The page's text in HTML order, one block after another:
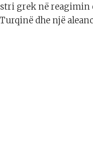
grek në reagimin
dhe një